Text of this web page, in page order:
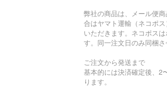
弊社の商品は、メール便
合はヤマト運輸（ネコポ
いただきます。ネコポス
す。同一注文日のみ同梱さ
ご注文から発送まで
基本的には決済確定後、2
ります。